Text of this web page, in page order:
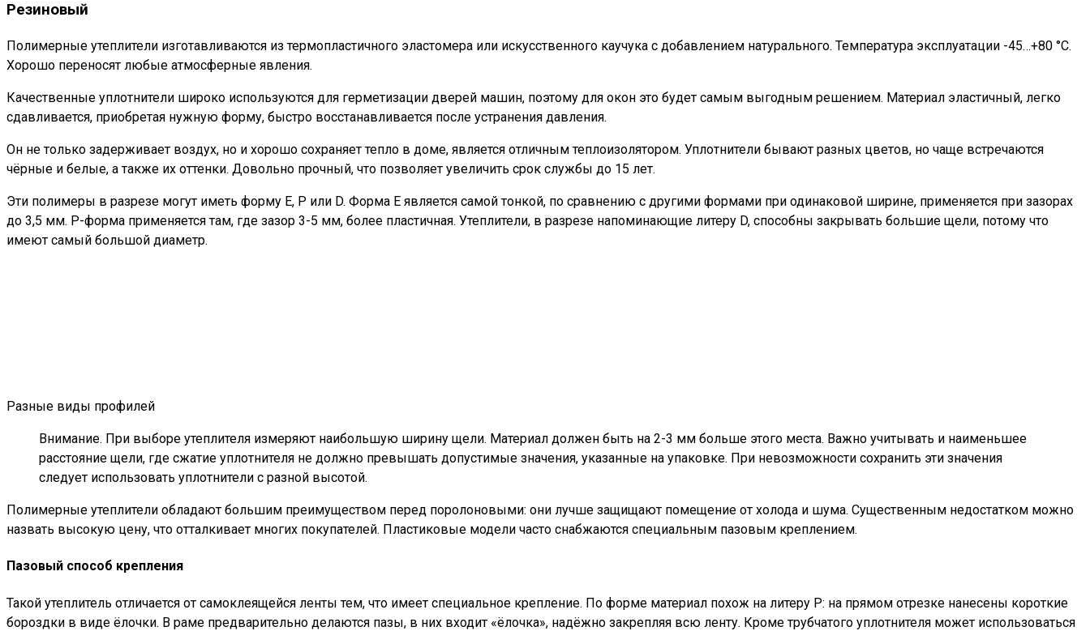
Резиновый
Полимерные утеплители изготавливаются из термопластичного эластомера или искусственного каучука с добавлением натурального. Температура эксплуатации -45…+80 °С.
Хорошо переносят любые атмосферные явления.
Качественные уплотнители широко используются для герметизации дверей машин, поэтому для окон это будет самым выгодным решением. Материал эластичный, легко
сдавливается, приобретая нужную форму, быстро восстанавливается после устранения давления.
Он не только задерживает воздух, но и хорошо сохраняет тепло в доме, является отличным теплоизолятором. Уплотнители бывают разных цветов, но чаще встречаются
чёрные и белые, а также их оттенки. Довольно прочный, что позволяет увеличить срок службы до 15 лет.
Эти полимеры в разрезе могут иметь форму E, P или D. Форма Е является самой тонкой, по сравнению с другими формами при одинаковой ширине, применяется при зазорах
до 3,5 мм. Р-форма применяется там, где зазор 3-5 мм, более пластичная. Утеплители, в разрезе напоминающие литеру D, способны закрывать большие щели, потому что
имеют самый большой диаметр.
Разные виды профилей
Внимание. При выборе утеплителя измеряют наибольшую ширину щели. Материал должен быть на 2-3 мм больше этого места. Важно учитывать и наименьшее
расстояние щели, где сжатие уплотнителя не должно превышать допустимые значения, указанные на упаковке. При невозможности сохранить эти значения
следует использовать уплотнители с разной высотой.
Полимерные утеплители обладают большим преимуществом перед поролоновыми: они лучше защищают помещение от холода и шума. Существенным недостатком можно
назвать высокую цену, что отталкивает многих покупателей. Пластиковые модели часто снабжаются специальным пазовым креплением.
Пазовый способ крепления
Такой утеплитель отличается от самоклеящейся ленты тем, что имеет специальное крепление. По форме материал похож на литеру Р: на прямом отрезке нанесены короткие
бороздки в виде ёлочки. В раме предварительно делаются пазы, в них входит «ёлочка», надёжно закрепляя всю ленту. Кроме трубчатого уплотнителя может использоваться